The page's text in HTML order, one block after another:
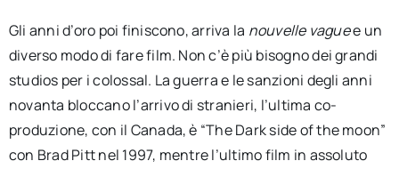
Gli anni d’oro poi finiscono, arriva la nouvelle vaguee un
diverso modo di fare film. Non c’è più bisogno dei grandi
studios per i colossal. La guerra e le sanzioni degli anni
novanta bloccano l’arrivo di stranieri, l’ultima co-
produzione, con il Canada, è “The Dark side of the moon”
con Brad Pitt nel 1997, mentre l’ultimo film in assoluto